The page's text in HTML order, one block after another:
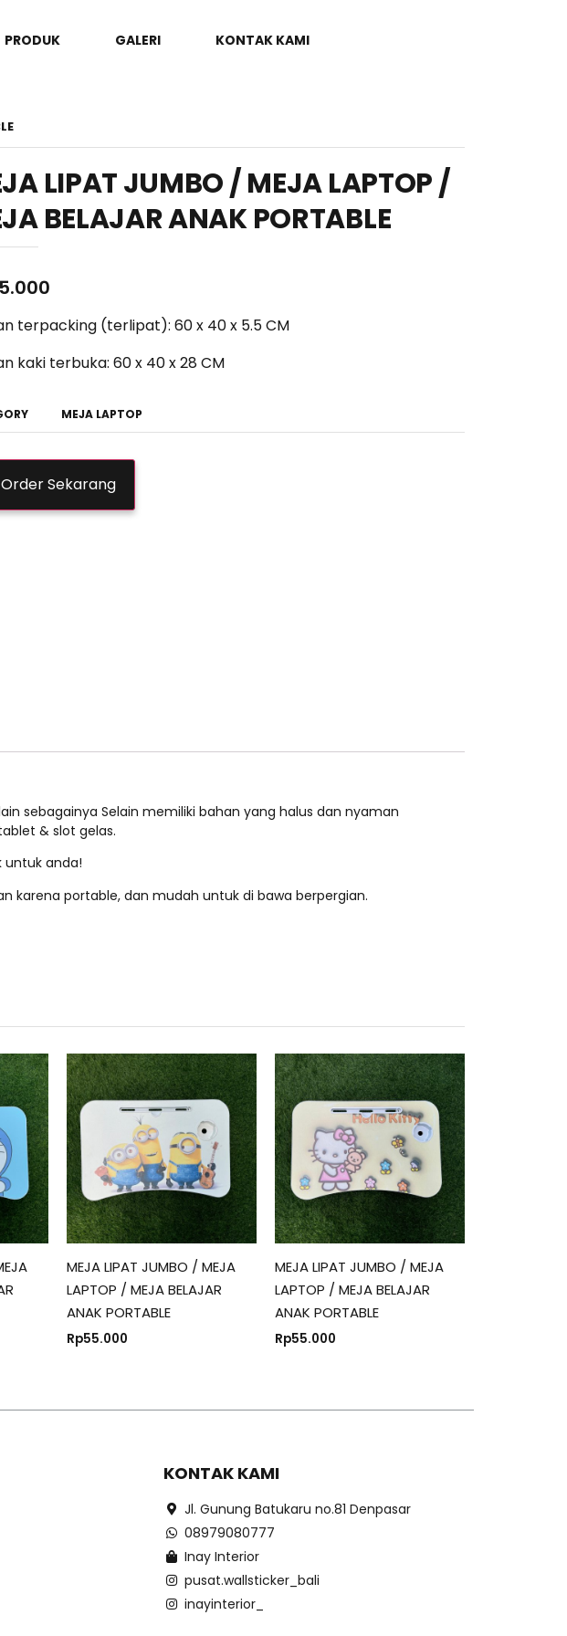
PRODUK GALERI KONTAK KAMI
LIPAT JUMBO / MEJA LAPTOP /
BELAJAR ANAK PORTABLE
terpacking (terlipat): 60 x 40 x 5.5 CM
kaki terbuka: 60 x 40 x 28 CM
MEJA LAPTOP
Order Sekarang
sebagainya Selain memiliki bahan yang halus dan nyaman
& slot gelas.
untuk anda!
karena portable, dan mudah untuk di bawa berpergian.
MEJA LIPAT JUMBO / MEJA
LAPTOP / MEJA BELAJAR
ANAK PORTABLE
Rp55.000
MEJA LIPAT JUMBO / MEJA
LAPTOP / MEJA BELAJAR
ANAK PORTABLE
Rp55.000
KONTAK KAMI
Jl. Gunung Batukaru no.81 Denpasar
08979080777
Inay Interior
pusat.wallsticker_bali
inayinterior_